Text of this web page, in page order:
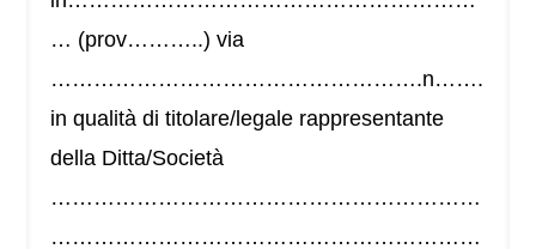
… (prov………..) via
…………………………………………….n…….
in qualità di titolare/legale rappresentante
della Ditta/Società
……………………………………………………
……………………………………………………